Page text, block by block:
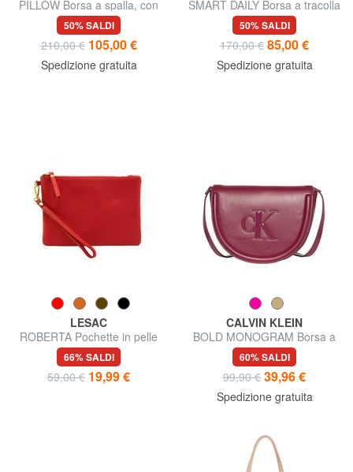
PILLOW Borsa a spalla, con
tracolla
50% SALDI
210,00 € 105,00 €
Spedizione gratuita
SMART DAILY Borsa a tracolla
50% SALDI
170,00 € 85,00 €
Spedizione gratuita
LESAC
ROBERTA Pochette in pelle
dollaro
66% SALDI
59,00 € 19,99 €
CALVIN KLEIN
BOLD MONOGRAM Borsa a
tracolla
60% SALDI
99,90 € 39,96 €
Spedizione gratuita